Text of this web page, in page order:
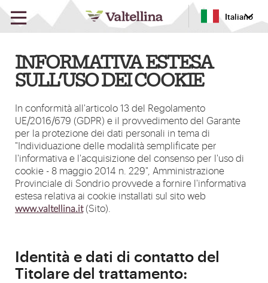
Italiano
INFORMATIVA ESTESA
SULL'USO DEI COOKIE
In conformità all'articolo 13 del Regolamento
UE/2016/679 (GDPR) e il provvedimento del Garante
per la protezione dei dati personali in tema di
"Individuazione delle modalità semplificate per
l'informativa e l'acquisizione del consenso per l'uso di
cookie - 8 maggio 2014 n. 229", Amministrazione
Provinciale di Sondrio provvede a fornire l'informativa
estesa relativa ai cookie installati sul sito web
www.valtellina.it(Sito).
Identità e dati di contatto del
Titolare del trattamento: